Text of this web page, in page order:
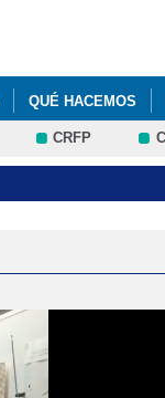
QUÉ HACEMOS
CRFP